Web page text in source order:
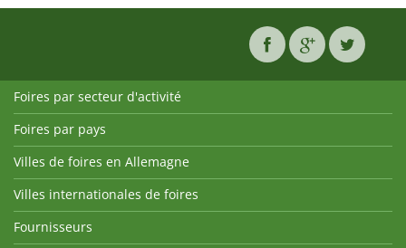
Foires par secteur d'activité
Foires par pays
Villes de foires en Allemagne
Villes internationales de foires
Fournisseurs